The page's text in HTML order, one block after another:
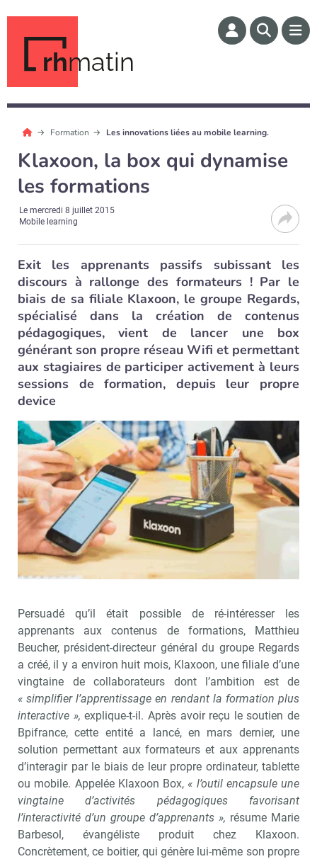
rhmatin
Formation Les innovations liées au mobile learning.
Klaxoon, la box qui dynamise
les formations
Lemercredi 8 juillet 2015
Mobile learning
Exit les apprenants passifs subissant les
discours à rallonge des formateurs ! Par le
biais de sa filiale Klaxoon, le groupe Regards,
spécialisé dans la création de contenus
pédagogiques, vient de lancer une box
générant son propre réseau Wifi et permettant
aux stagiaires de participer activement à leurs
sessions de formation, depuis leur propre
device
Persuadé qu’il était possible de ré-intéresser les
apprenants aux contenus de formations, Matthieu
Beucher, président-directeur général du groupe Regards
a créé, il y a environ huit mois, Klaxoon, une filiale d’une
vingtaine de collaborateurs dont l’ambition est de
« simplifier l’apprentissage en rendant la formation plus
interactive »,explique-t-il. Après avoir reçu le soutien de
Bpifrance, cette entité a lancé, en mars dernier, une
solution permettant aux formateurs et aux apprenants
d’interagir par le biais de leur propre ordinateur, tablette
ou mobile. Appelée Klaxoon Box, « l’outil encapsule une
vingtaine d’activités pédagogiques favorisant
l’interactivité d’un groupe d’apprenants », résume Marie
Barbesol, évangéliste produit chez Klaxoon.
Concrètement, ce boitier, qui génère lui-même son propre